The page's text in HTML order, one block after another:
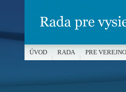
ÚVOD RADA PRE